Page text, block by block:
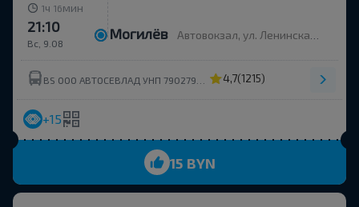
1ч 16 мин
Вс, 9.08
21:10 Могилёв Автовокзал, ул. Ленинская 93
4,7(1215)
+15
15 BYN